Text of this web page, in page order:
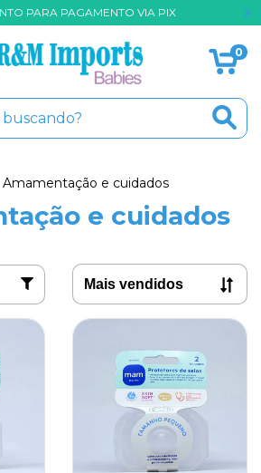
PARA PAGAMENTO VIA PIX
0
Amamentação e cuidados
e cuidados